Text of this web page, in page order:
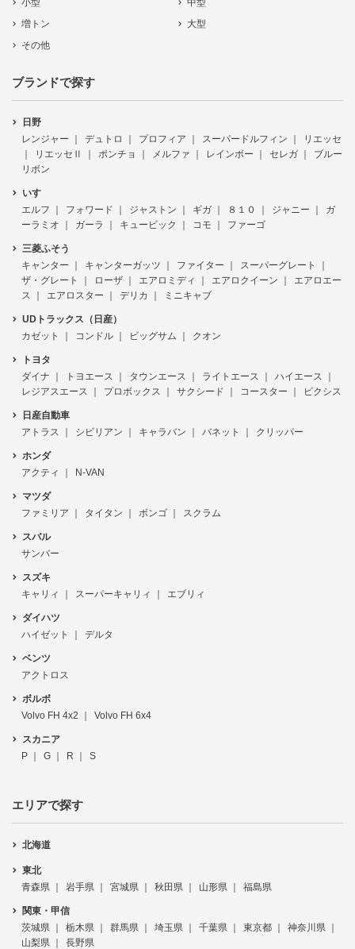
増トン
大型
その他
ブランドで探す
日野
レンジャー
デュトロ プロフィア スーパードルフィン
リエッセ
リエッセⅡ
ポンチョ メルファ レインボー セレガ
ブルー
リボン
いすゞ
エルフ
フォワード ジャストン ギガ ８１０ ジャニー
ガ
ーラミオ
ガーラ キュービック コモ ファーゴ
三菱ふそう
キャンター
キャンターガッツ ファイター
スーパーグレート
ザ・グレート
ローザ エアロミディ エアロクイーン
エアロエー
ス
エアロスター デリカ ミニキャブ
UDトラックス（日産）
カゼット
コンドル ビッグサム クオン
トヨタ
ダイナ
トヨエース タウンエース ライトエース
ハイエース
レジアスエース
プロボックス サクシード コースター ピクシス
日産自動車
アトラス
シビリアン キャラバン バネット クリッパー
ホンダ
アクティ
N-VAN
マツダ
ファミリア
タイタン ボンゴ スクラム
スバル
サンバー
スズキ
キャリィ
スーパーキャリィ エブリィ
ダイハツ
ハイゼット
デルタ
ベンツ
アクトロス
ボルボ
Volvo FH 4x2
Volvo FH 6x4
スカニア
P
G R S
エリアで探す
北海道
東北
青森県
岩手県 宮城県 秋田県 山形県 福島県
関東・甲信
茨城県
栃木県 群馬県 埼玉県 千葉県 東京都
神奈川県
山梨県
長野県